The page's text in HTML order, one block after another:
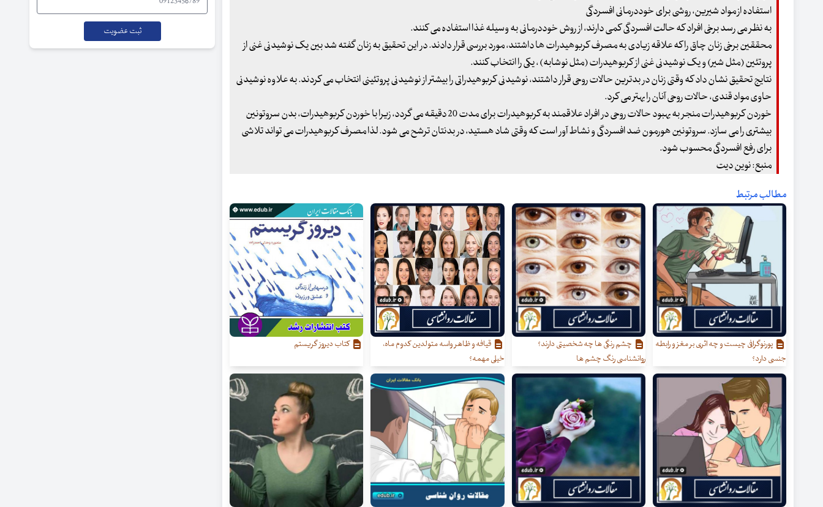
استفاده از مواد شیرین، روشی برای خوددرمانی افسردگی
به نظر می رسد برخی افراد که حالت افسردگی کمی دارند، از روش خوددرمانی به وسیله غذا استفاده می کنند.
محققین برخی زنان چاق را که علاقه زیادی به مصرف کربوهیدرات ها داشتند، مورد بررسی قرار دادند. در این تحقیق به زنان گفته شد بین یک نوشیدنی غنی از
پروتئین (مثل شیر) و یک نوشیدنی غنی از کربوهیدرات (مثل نوشابه) ، یکی را انتخاب کنند.
نتایج تحقیق نشان داد که وقتی زنان در بدترین حالات روحی قرار داشتند، نوشیدنی کربوهیدراتی را بیشتر از نوشیدنی پروتئینی انتخاب می کردند. به علاوه نوشیدنی
حاوی مواد قندی، حالات روحی آنان را بهتر می کرد.
خوردن کربوهیدرات منجر به بهبود حالات روحی در افراد علاقمند به کربوهیدرات برای مدت 20 دقیقه می گردد، زیرا با خوردن کربوهیدرات، بدن سروتونین
بیشتری را می سازد. سروتونین هورمون ضد افسردگی و نشاط آور است که وقتی شاد هستید، در بدنتان ترشح می شود. لذا مصرف کربوهیدرات می تواند تلاشی
برای رفع افسردگی محسوب شود.
منبع: نوین دیت
مطالب مرتبط
پورنوگرافی چیست و چه اثری بر مغز و رابطه
جنسی دارد؟
چشم رنگی ها چه شخصیتی دارند؟
روانشناسی رنگ چشم ها
قیافه و ظاهر واسه متولدین کدوم ماه،
خیلی مهمه؟
کتاب دیروز گریستم